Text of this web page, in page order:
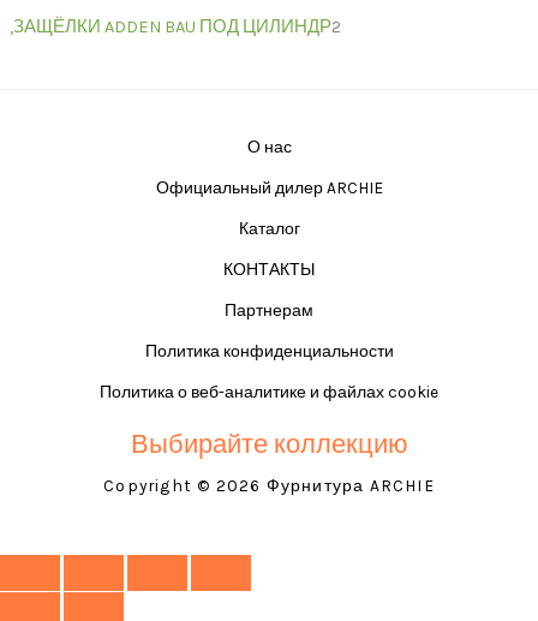
,ЗАЩЁЛКИ ADDEN BAU ПОД ЦИЛИНДР2
О нас
Официальный дилер ARCHIE
Каталог
КОНТАКТЫ
Партнерам
Политика конфиденциальности
Политика о веб-аналитике и файлах cookie
Выбирайте коллекцию
Copyright © 2026 Фурнитура ARCHIE